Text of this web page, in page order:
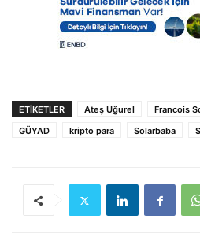
ETIKETLER Ateş Uğurel Francois
GÜYAD
kripto para Solarbaba